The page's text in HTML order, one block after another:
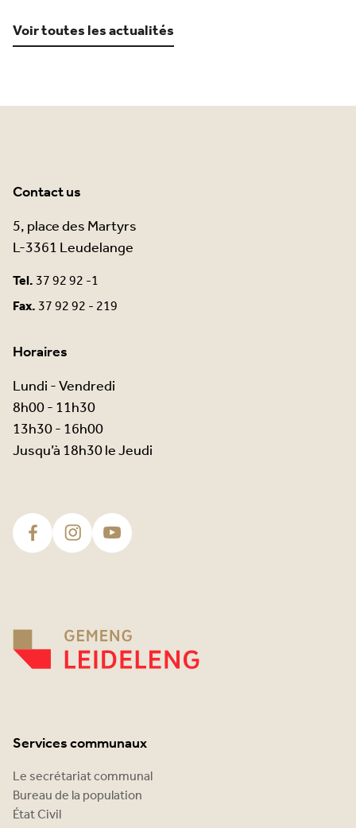
Voir toutes les actualités
Contact us
5, place des Martyrs
L-3361 Leudelange
Tel.37 92 92 -1
Fax.37 92 92 - 219
Horaires
Lundi - Vendredi
8h00 - 11h30
13h30 - 16h00
Jusqu’à 18h30 le Jeudi
Services communaux
Le secrétariat communal
Bureau de la population
État Civil